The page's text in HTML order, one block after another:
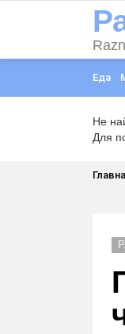
Еда
Не
Для
Вы